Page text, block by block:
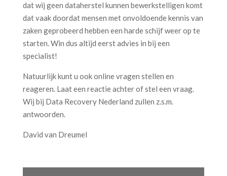
dat wij geen dataherstel kunnen bewerkstelligen komt
dat vaak doordat mensen met onvoldoende kennis van
zaken geprobeerd hebben een harde schijf weer op te
starten. Win dus altijd eerst advies in bij een
specialist!
Natuurlijk kunt u ook online vragen stellen en
reageren. Laat een reactie achter of stel een vraag.
Wij bij Data Recovery Nederland zullen z.s.m.
antwoorden.
David van Dreumel